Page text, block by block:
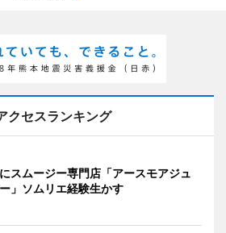
クセスランキング
スムージー専門店「アースモアジュ
」ソムリエ経験生かす